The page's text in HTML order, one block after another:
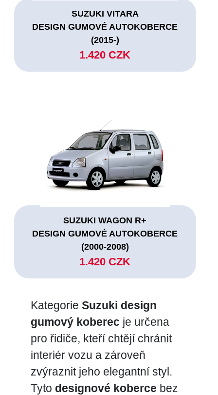
SUZUKI VITARA
DESIGN GUMOVÉ AUTOKOBERCE
(2015-)
1.420 CZK
SUZUKI WAGON R+
DESIGN GUMOVÉ AUTOKOBERCE
(2000-2008)
1.420 CZK
Kategorie Suzuki design
gumový koberec je určena
pro řidiče, kteří chtějí chránit
interiér vozu a zároveň
zvýraznit jeho elegantní styl.
Tyto designové koberce bez